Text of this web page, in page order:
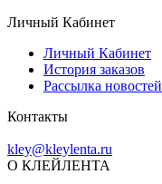
Личный Кабинет
Личный Кабинет
История заказов
Рассылка новостей
Контакты
kley@kleylenta.ru
О КЛЕЙЛЕНТА